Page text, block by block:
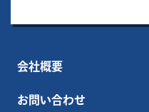
会社概要
お問い合わせ